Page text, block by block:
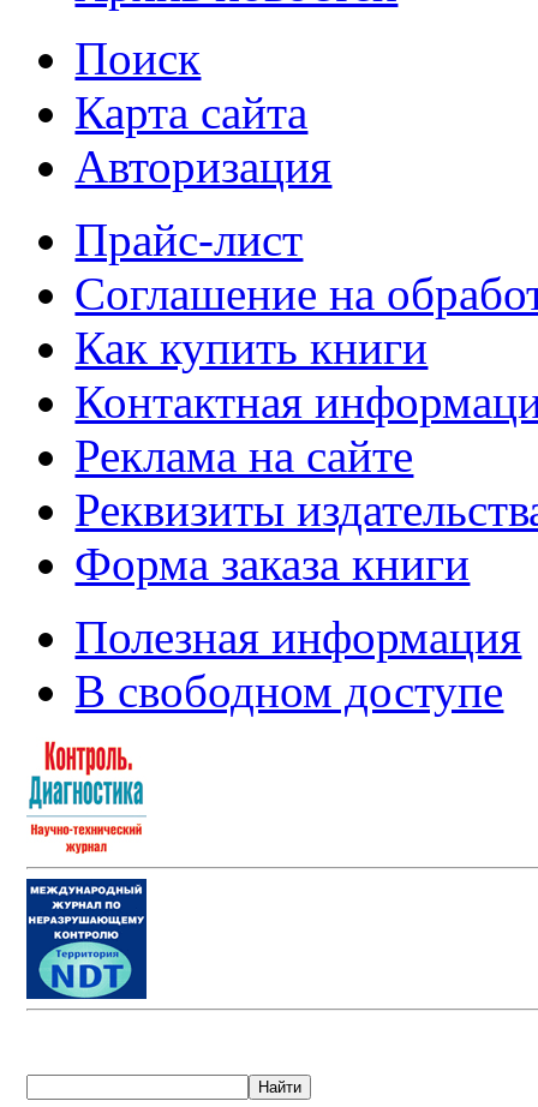
Поиск
Карта сайта
Авторизация
Прайс-лист
Соглашение на
Как купить книги
Контактная
Реклама на сайте
Реквизиты
Форма заказа книги
Полезная информация
В свободном доступе